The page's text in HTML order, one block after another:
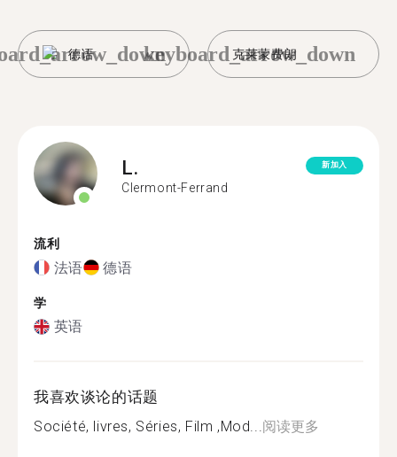
德语 克莱蒙费朗
keyboard_arrow_down
L.
Clermont-Ferrand
新加入
流利
法语 德语
学
英语
我喜欢谈论的话题
Société, livres, Séries, Film ,Mod...阅读更多